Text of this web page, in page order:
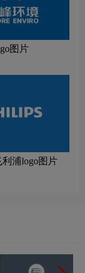
图片
浦logo图片